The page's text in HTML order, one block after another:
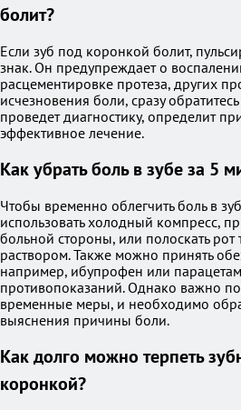
болит?
Если зуб под коронкой болит,
знак. Он предупреждает о
расцементировке протеза, других
исчезновения боли, сразу
проведет диагностику, определит
эффективное лечение.
Как убрать боль в зубе за 5
Чтобы временно облегчить боль в
использовать холодный компресс,
больной стороны, или полоскать
раствором. Также можно принять
например, ибупрофен или
противопоказаний. Однако важно
временные меры, и необходимо
выяснения причины боли.
Как долго можно терпеть
коронкой?